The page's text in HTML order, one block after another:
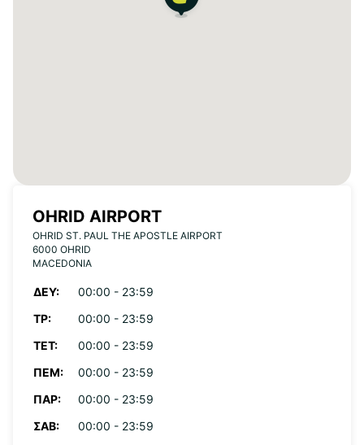
OHRID AIRPORT
OHRID ST. PAUL THE APOSTLE AIRPORT
6000 OHRID
MACEDONIA
ΔΕΥ:
00:00 - 23:59
ΤΡ:
00:00 - 23:59
ΤΕΤ:
00:00 - 23:59
ΠΈΜ:
00:00 - 23:59
ΠΑΡ:
00:00 - 23:59
ΣΆΒ:
00:00 - 23:59